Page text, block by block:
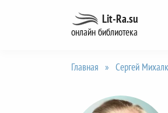
Lit-Ra.su
онлайн библиотека
Главная » Сергей